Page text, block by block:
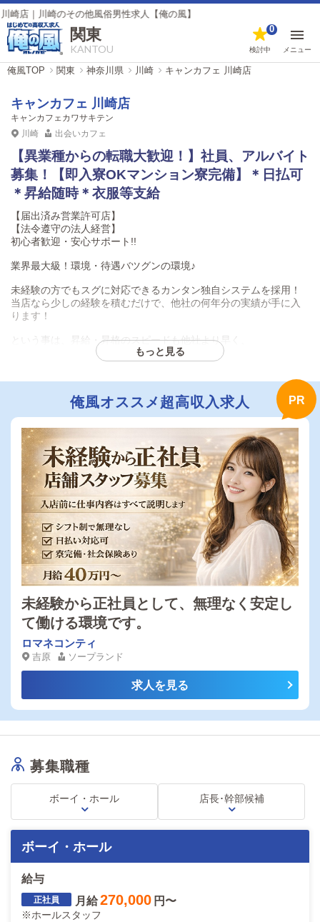
崎のその他風俗男性求人【俺の風】
関東
KANTOU 検討中
0
メニュー
俺風TOP 関東 神奈川県 川崎 キャンカフェ 川崎店
キャンカフェ 川崎店
キャンカフェカワサキテン
川崎
出会いカフェ
【異業種からの転職大歓迎！】社員、アルバイト
募集！【即入寮OKマンション寮完備】＊日払可
＊昇給随時＊衣服等支給
【届出済み営業許可店】
【法令遵守の法人経営】
初心者歓迎・安心サポート!!
業界最大級！環境・待遇バツグンの環境♪
未経験の方でもスグに対応できるカンタン独自システムを採用！
当店なら少しの経験を積むだけで、他社の何年分の実績が手に入
ります！
という事は、昇給・昇格のスピードも他社より早く、
頑張った分だけスグに結果が得られます。
また、新たな業種、エリアへの挑戦の随時行っており、役職ポス
将来自分の手で何かをやってみようと考えている方、
また、出世欲、独立心の強い方、是非当店で挑戦してみません
か？
【異業種からの転職大歓迎！】
現在の職場で、「思っていた給与が貰えなかった」、「聞いてい
た話と違っていた」など、不満がある方は一度お話だけでも聞き
に来てください！
今の経験を活かすのもよし、まったくゼロから経験を積んで活躍
するもよし、アナタの感性を当店で発揮してください！
もっと見る
俺風オススメ超高収入求人
未経験から正社員として、無理なく安定し
て働ける環境です。
ロマネコンティ
吉原 ソープランド
求人を見る
募集職種
ボーイ・ホール 店長･幹部候補
ボーイ・ホール
給与
月給270,000 円〜
※ホールスタッフ